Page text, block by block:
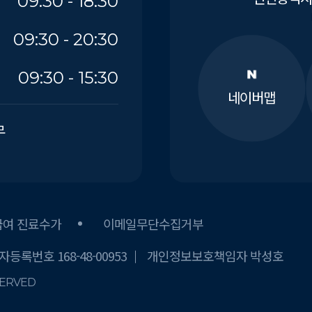
09:30 - 20:30
09:30 - 15:30
네이버맵
진료수가
이메일무단수집거부
등록번호 168-48-00953
개인정보보호책임자 박성호